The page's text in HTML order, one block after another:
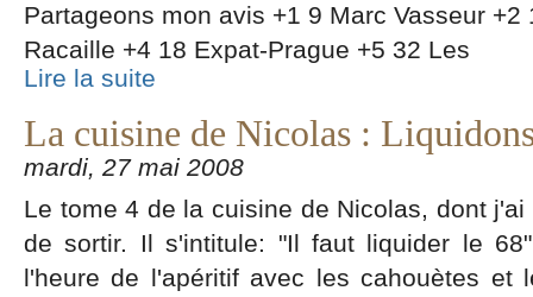
Partageons mon avis +1 9 Marc Vasseur
Racaille +4 18 Expat-Prague +5 32 Les
Lire la suite
La cuisine de Nicolas :
mardi, 27 mai 2008
Le tome 4 de la cuisine de Nicolas, dont
de sortir. Il s'intitule: "Il faut liquider le
l'heure de l'apéritif avec les cahouètes et